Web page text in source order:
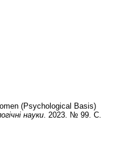
(Psychological Basis)
науки . 2023. № 99. С.